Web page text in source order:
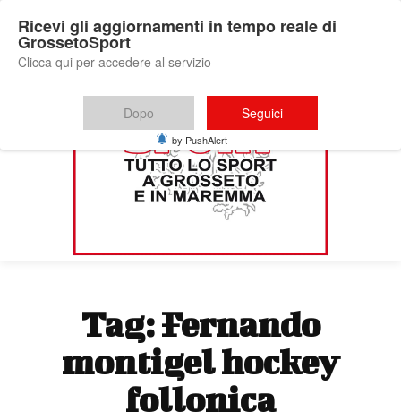
Tag:Fernando
montigel hockey
follonica
Ricevi gli aggiornamenti in tempo reale di
GrossetoSport
Clicca qui per accedere al servizio
Dopo Seguici
by PushAlert